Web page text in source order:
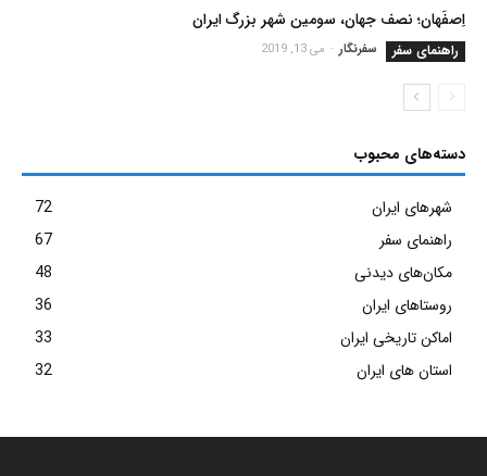
اِصفَهان؛ نصف جهان، سومین شهر بزرگ ایران
راهنمای سفر سفرنگار - می 13, 2019
دسته‌های محبوب
شهرهای ایران
72
راهنمای سفر
67
مکان‌های دیدنی
48
روستاهای ایران
36
اماکن تاریخی ایران
33
استان های ایران
32